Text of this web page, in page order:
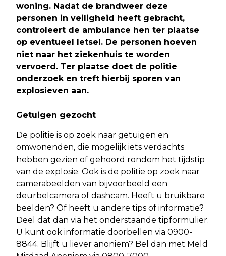
woning. Nadat de brandweer deze
personen in veiligheid heeft gebracht,
controleert de ambulance hen ter plaatse
op eventueel letsel. De personen hoeven
niet naar het ziekenhuis te worden
vervoerd. Ter plaatse doet de politie
onderzoek en treft hierbij sporen van
explosieven aan.
Getuigen gezocht
De politie is op zoek naar getuigen en
omwonenden, die mogelijk iets verdachts
hebben gezien of gehoord rondom het tijdstip
van de explosie. Ook is de politie op zoek naar
camerabeelden van bijvoorbeeld een
deurbelcamera of dashcam. Heeft u bruikbare
beelden? Of heeft u andere tips of informatie?
Deel dat dan via het onderstaande tipformulier.
U kunt ook informatie doorbellen via 0900-
8844. Blijft u liever anoniem? Bel dan met Meld